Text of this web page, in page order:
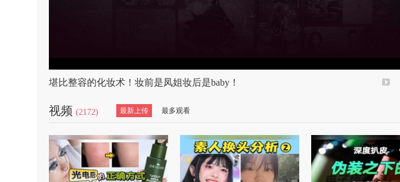
堪比整容的化妆术！妆前是凤姐妆后是baby！
视频 (2172) 最新上传 最多观看